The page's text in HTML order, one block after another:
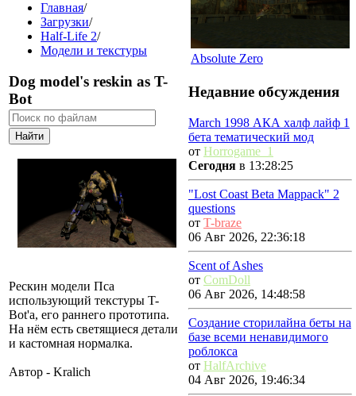
Главная/
Загрузки/
Half-Life 2/
Модели и текстуры
Dog model's reskin as T-
Bot
Рескин модели Пса
использующий текстуры T-
Bot'а, его раннего прототипа.
На нём есть светящиеся детали
и кастомная нормалка.
Автор - Kralich
Absolute Zero
Недавние обсуждения
March 1998 АКА халф лайф 1
бета тематический мод
от Horrogame_1
Сегодня в 13:28:25
"Lost Coast Beta Mappack" 2
questions
от T-braze
06 Авг 2026, 22:36:18
Scent of Ashes
от ComDoll
06 Авг 2026, 14:48:58
Создание сторилайна беты на
базе всеми ненавидимого
роблокса
от HalfArchive
04 Авг 2026, 19:46:34